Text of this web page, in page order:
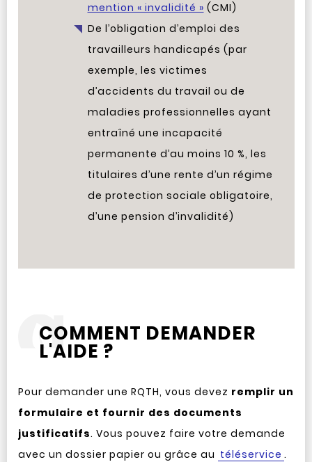
mention « invalidité » (CMI)
De l’obligation d’emploi des
travailleurs handicapés (par
exemple, les victimes
d’accidents du travail ou de
maladies professionnelles ayant
entraîné une incapacité
permanente d’au moins 10 %, les
titulaires d’une rente d’un régime
de protection sociale obligatoire,
d’une pension d’invalidité)
COMMENT DEMANDER
L'AIDE ?
Pour demander une RQTH, vous devez remplir un
formulaire et fournir des documents
justificatifs. Vous pouvez faire votre demande
avec un dossier papier ou grâce au téléservice .